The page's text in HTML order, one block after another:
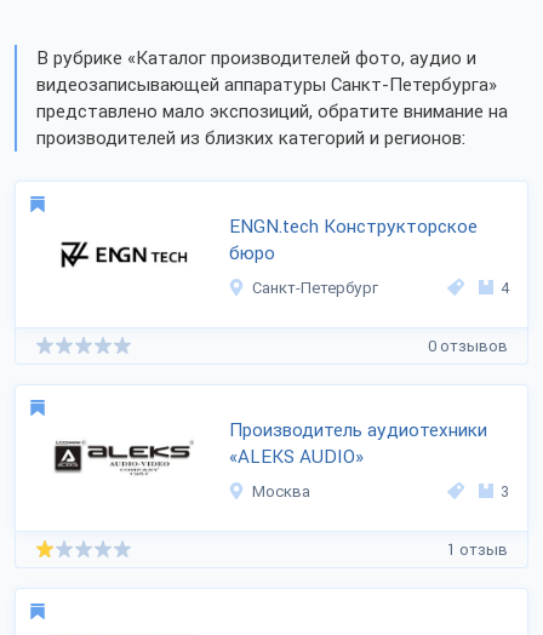
В рубрике «Каталог производителей фото, аудио и
видеозаписывающей аппаратуры Санкт-Петербурга»
представлено мало экспозиций, обратите внимание на
производителей из близких категорий и регионов:
ENGN.tech Конструкторское
бюро
Санкт-Петербург 4
0 отзывов
Производитель аудиотехники
«ALEKS AUDIO»
Москва 3
1 отзыв